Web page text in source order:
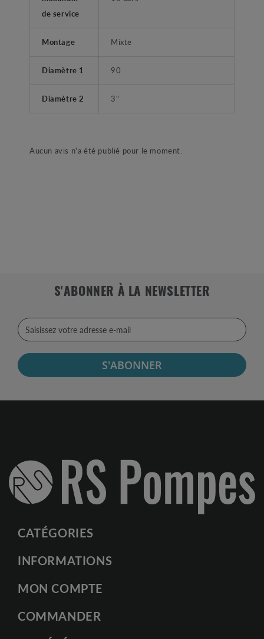
de service
Montage Mixte
Diamètre 1 90
Diamètre 2 3"
Aucun avis n'a été publié pour le moment.
S'ABONNER À LA NEWSLETTER
S'ABONNER
CATÉGORIES
INFORMATIONS
MON COMPTE
COMMANDER